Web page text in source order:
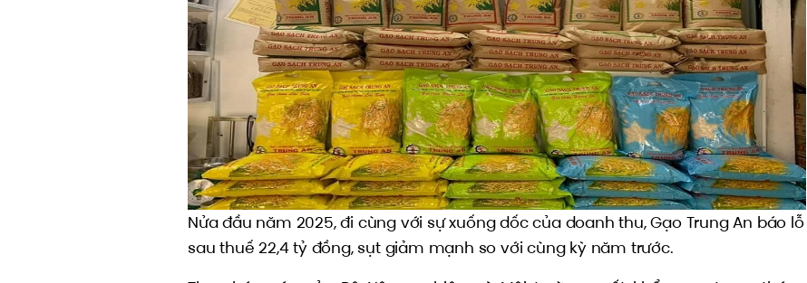
Nửa đầu năm 2025, đi cùng với sự xuống dốc của doanh thu, Gạo Trung An báo lỗ
sau thuế 22,4 tỷ đồng, sụt giảm mạnh so với cùng kỳ năm trước.